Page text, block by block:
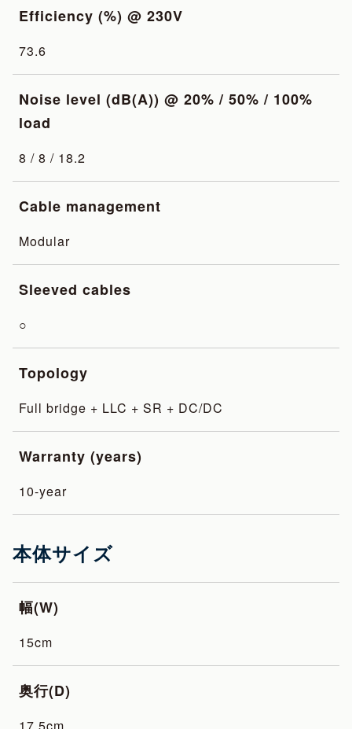
Efficiency (%) @ 230V
73.6
Noise level (dB(A)) @ 20% / 50% / 100%
load
8 / 8 / 18.2
Cable management
Modular
Sleeved cables
○
Topology
Full bridge + LLC + SR + DC/DC
Warranty (years)
10-year
本体サイズ
幅(W)
15cm
奥行(D)